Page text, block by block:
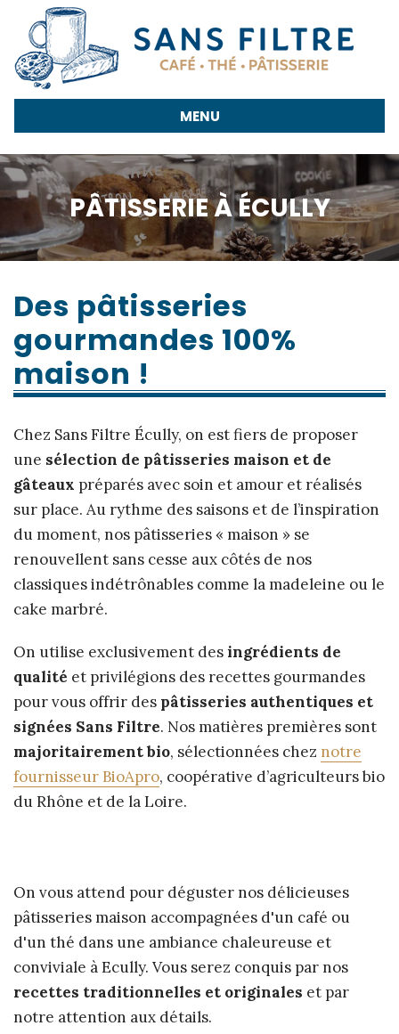
&
infusion
bio
Pâtisserie
Notre
actu
📥
Contact
MENU
PÂTISSERIE À ÉCULLY
Des pâtisseries
gourmandes 100%
maison !
Chez Sans Filtre Écully, on est fiers de proposer
une sélection de pâtisseries maison et de
gâteaux préparés avec soin et amour et réalisés
sur place. Au rythme des saisons et de l’inspiration
du moment, nos pâtisseries « maison » se
renouvellent sans cesse aux côtés de nos
classiques indétrônables comme la madeleine ou le
cake marbré.
On utilise exclusivement desingrédients de
qualité et privilégions des recettes gourmandes
pour vous offrir des pâtisseries authentiques et
signées Sans Filtre. Nos matières premières sont
majoritairement bio, sélectionnées chez notre
fournisseur BioApro, coopérative d’agriculteurs bio
du Rhône et de la Loire.
On vous attend pour déguster nos délicieuses
pâtisseries maison accompagnées d'un café ou
d'un thé dans une ambiance chaleureuse et
conviviale à Ecully. Vous serez conquis par nos
recettes traditionnelles et originales et par
notre attention aux détails.